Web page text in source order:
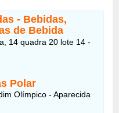
- Bebidas,
de Bebida
14 quadra 20 lote 14 -
Polar
Olímpico - Aparecida